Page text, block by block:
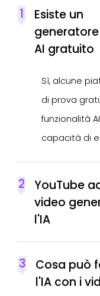
1
Esiste un
AI gratuito
Sì, alcune
di prova
funzionalità
capacità di
2
YouTube
video
l'IA
3
Cosa può
l'IA con i